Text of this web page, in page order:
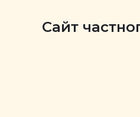
Сайт